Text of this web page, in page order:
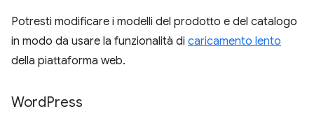
Potresti modificare i modelli del prodotto e del catalogo
in modo da usare la funzionalità di caricamento lento
della piattaforma web.
WordPress